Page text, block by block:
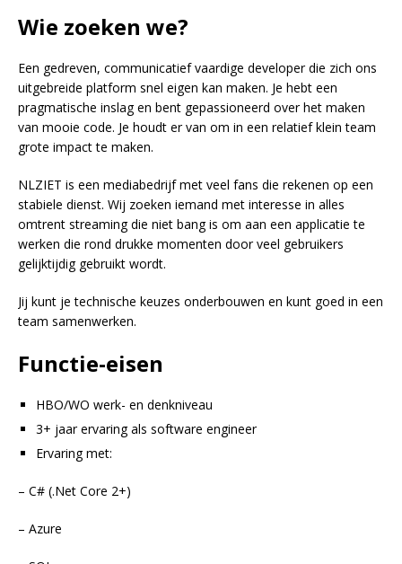
Wie zoeken we?
Een gedreven, communicatief vaardige developer die zich ons
uitgebreide platform snel eigen kan maken. Je hebt een
pragmatische inslag en bent gepassioneerd over het maken
van mooie code. Je houdt er van om in een relatief klein team
grote impact te maken.
NLZIET is een mediabedrijf met veel fans die rekenen op een
stabiele dienst. Wij zoeken iemand met interesse in alles
omtrent streaming die niet bang is om aan een applicatie te
werken die rond drukke momenten door veel gebruikers
gelijktijdig gebruikt wordt.
Jij kunt je technische keuzes onderbouwen en kunt goed in een
team samenwerken.
Functie-eisen
HBO/WO werk- en denkniveau
3+ jaar ervaring als software engineer
Ervaring met:
– C# (.Net Core 2+)
– Azure